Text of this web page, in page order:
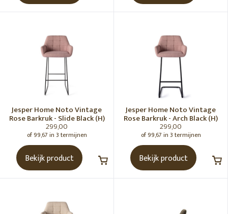
Jesper Home Noto Vintage
Rose Barkruk - Slide Black (H)
299,00
of 99,67 in 3 termijnen
Bekijk product
Jesper Home Noto Vintage
Rose Barkruk - Arch Black (H)
299,00
of 99,67 in 3 termijnen
Bekijk product